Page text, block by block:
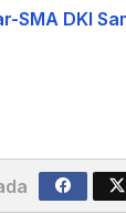
SMA DKI